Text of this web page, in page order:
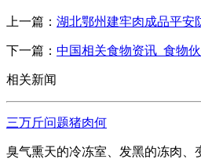
上一篇： 湖北鄂州建牢肉成品平安
下一篇： 中国相关食物资讯_食物
相关新闻
三万斤问题猪肉何
臭气熏天的冷冻室、发黑的冻肉、